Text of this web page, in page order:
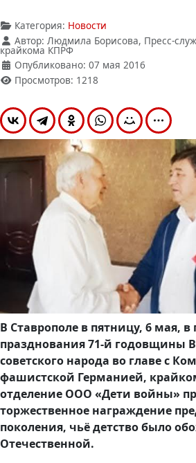
Категория: Новости
Автор: Людмила Борисова, Пресс-
крайкома КПРФ
Опубликовано: 07 мая 2016
Просмотров: 1218
В Ставрополе в пятницу, 6 мая,
празднования 71-й годовщины
советского народа во главе с
фашистской Германией,
отделение ООО «Дети войны»
торжественное награждение
поколения, чьё детство было
Отечественной.